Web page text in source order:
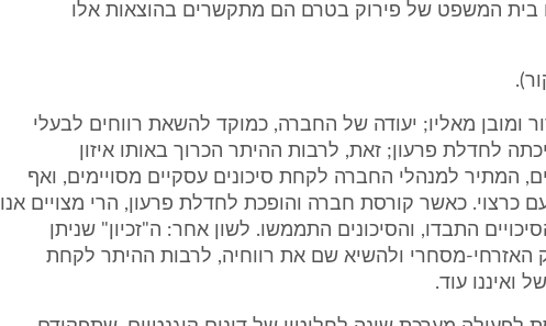
בית המשפט של פירוק בטרם הם מתקשרים בהוצאות אלו
ומובן מאליו; יעודה של החברה, כמוקד להשאת רווחים לבעלי
לחדלת פרעון; זאת, לרבות ההיתר הכרוך באותו איזון
המתיר למנהלי החברה לקחת סיכונים עסקיים מסויימים, ואף
כרצוי. כאשר קורסת חברה והופכת לחדלת פרעון, הרי מצויים אנו
התבדו, והסיכונים התממשו. לשון אחר: ה"זכיון" שניתן
האזרחי-מסחרי ולהשיא שם את רווחיה, לרבות ההיתר לקחת
ואיננו עוד.